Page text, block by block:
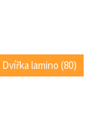
Dvířka lamino (80)